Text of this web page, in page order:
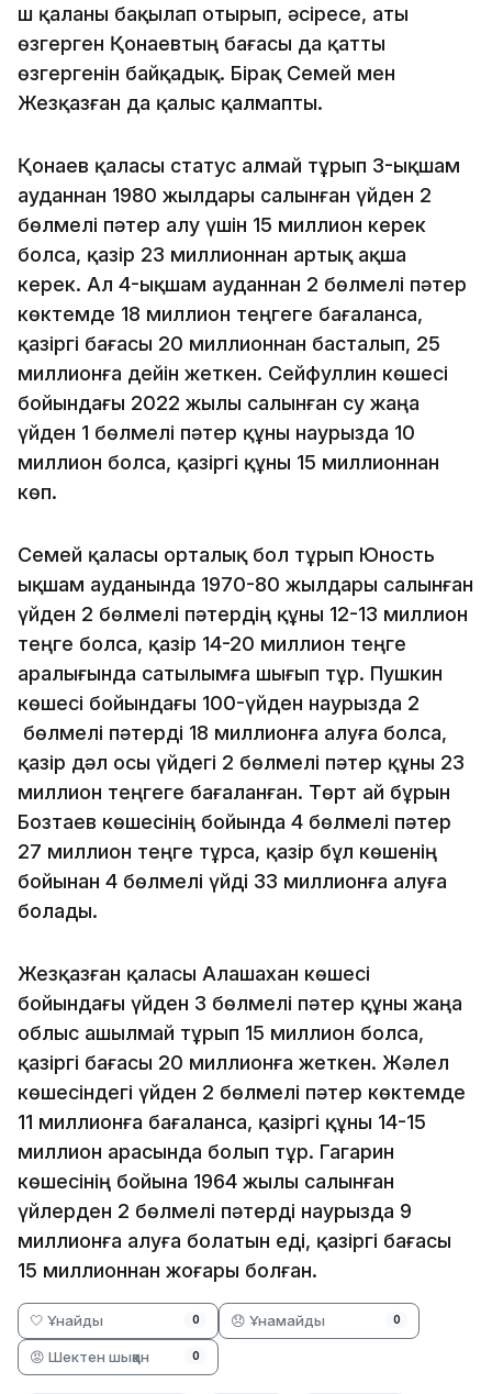
Үш қаланы бақылап отырып, әсіресе, аты
өзгерген Қонаевтың бағасы да қатты
өзгергенін байқадық. Бірақ Семей мен
Жезқазған да қалыс қалмапты.
Қонаев қаласы статус алмай тұрып 3-ықшам
ауданнан 1980 жылдары салынған үйден 2
бөлмелі пәтер алу үшін 15 миллион керек
болса, қазір 23 миллионнан артық ақша
керек. Ал 4-ықшам ауданнан 2 бөлмелі пәтер
көктемде 18 миллион теңгеге бағаланса,
қазіргі бағасы 20 миллионнан басталып, 25
миллионға дейін жеткен. Сейфуллин көшесі
бойындағы 2022 жылы салынған су жаңа
үйден 1 бөлмелі пәтер құны наурызда 10
миллион болса, қазіргі құны 15 миллионнан
көп.
Семей қаласы орталық бол тұрып Юность
ықшам ауданында 1970-80 жылдары салынған
үйден 2 бөлмелі пәтердің құны 12-13 миллион
теңге болса, қазір 14-20 миллион теңге
аралығында сатылымға шығып тұр. Пушкин
көшесі бойындағы 100-үйден наурызда 2
бөлмелі пәтерді 18 миллионға алуға болса,
қазір дәл осы үйдегі 2 бөлмелі пәтер құны 23
миллион теңгеге бағаланған. Төрт ай бұрын
Бозтаев көшесінің бойында 4 бөлмелі пәтер
27 миллион теңге тұрса, қазір бұл көшенің
бойынан 4 бөлмелі үйді 33 миллионға алуға
болады.
Жезқазған қаласы Алашахан көшесі
бойындағы үйден 3 бөлмелі пәтер құны жаңа
облыс ашылмай тұрып 15 миллион болса,
қазіргі бағасы 20 миллионға жеткен. Жәлел
көшесіндегі үйден 2 бөлмелі пәтер көктемде
11 миллионға бағаланса, қазіргі құны 14-15
миллион арасында болып тұр. Гагарин
көшесінің бойына 1964 жылы салынған
үйлерден 2 бөлмелі пәтерді наурызда 9
миллионға алуға болатын еді, қазіргі бағасы
15 миллионнан жоғары болған.
🤍 Ұнайды 0 😞 Ұнамайды 0
😡 Шектен шыққан 0